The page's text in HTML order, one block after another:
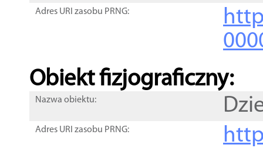
Adres URI zasobu PRNG:
Obiekt fizjograficzny:
Nazwa obiektu:
Adres URI zasobu PRNG: